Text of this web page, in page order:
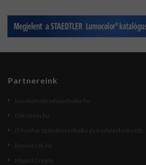
Partnereink
kecskemetirodatechnika.hu
Etikettem.hu
IT Pavilon Számítástechnika és Irodatechnika Kft.
Beszerzek.hu
Maped Creativ